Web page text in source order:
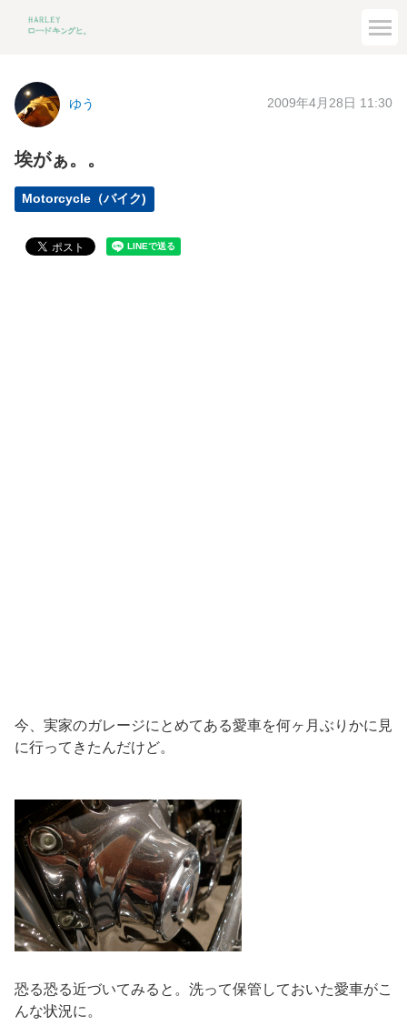
ゆう 2009年4月28日 11:30
埃がぁ。。
Motorcycle（バイク)
今、実家のガレージにとめてある愛車を何ヶ月ぶりかに見
に行ってきたんだけど。
恐る恐る近づいてみると。洗って保管しておいた愛車がこ
んな状況に。